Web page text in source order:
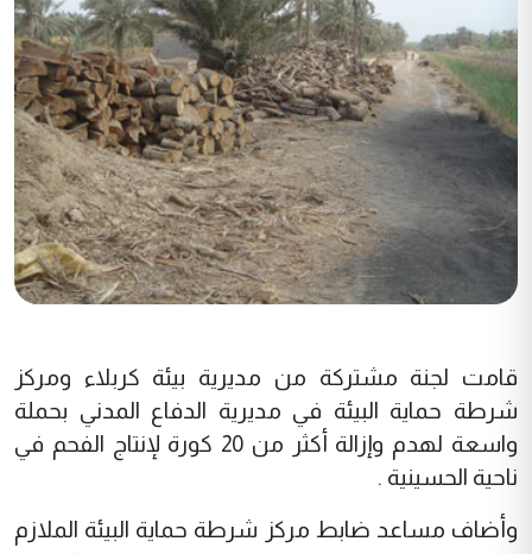
قامت لجنة مشتركة من مديرية بيئة كربلاء ومركز
شرطة حماية البيئة في مديرية الدفاع المدني بحملة
واسعة لهدم وإزالة أكثر من 20 كورة لإنتاج الفحم في
ناحية الحسينية .
وأضاف مساعد ضابط مركز شرطة حماية البيئة الملازم